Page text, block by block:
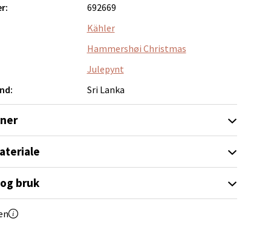
692669
Kähler
Hammershøi Christmas
Julepynt
Sri Lanka
bruk